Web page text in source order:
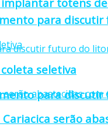
para discutir
para discutir
seletiva
serão